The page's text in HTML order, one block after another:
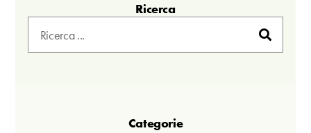
Ricerca
Categorie